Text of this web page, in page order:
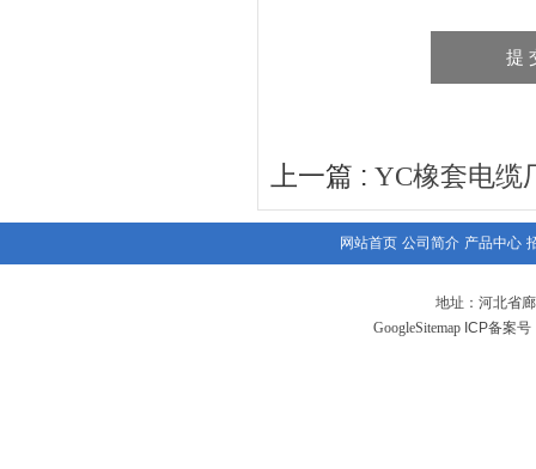
上一篇 : YC橡套电缆
网站首页 公司简介 产品中心
地址：河北省
GoogleSitemap ICP备案号